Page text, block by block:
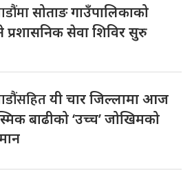
सोताङ गाउँपालिकाको
प्रशासनिक सेवा शिविर सुरु
यी चार जिल्लामा आज
बाढीको ‘उच्च’ जोखिमको